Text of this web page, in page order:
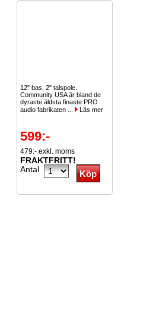
12" bas, 2" talspole.
Community USA är bland de
dyraste äldsta finaste PRO
audio fabrikaten ...
Läs mer
599:-
479:- exkl. moms
FRAKTFRITT!
Antal